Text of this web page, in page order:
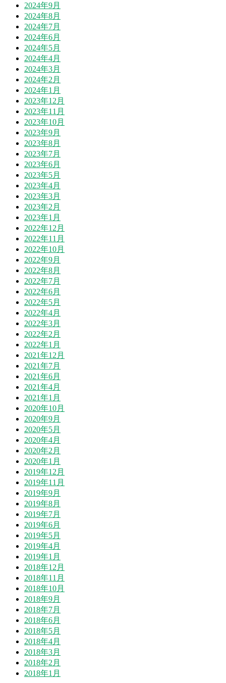
2024年9月
2024年8月
2024年7月
2024年6月
2024年5月
2024年4月
2024年3月
2024年2月
2024年1月
2023年12月
2023年11月
2023年10月
2023年9月
2023年8月
2023年7月
2023年6月
2023年5月
2023年4月
2023年3月
2023年2月
2023年1月
2022年12月
2022年11月
2022年10月
2022年9月
2022年8月
2022年7月
2022年6月
2022年5月
2022年4月
2022年3月
2022年2月
2022年1月
2021年12月
2021年7月
2021年6月
2021年4月
2021年1月
2020年10月
2020年9月
2020年5月
2020年4月
2020年2月
2020年1月
2019年12月
2019年11月
2019年9月
2019年8月
2019年7月
2019年6月
2019年5月
2019年4月
2019年1月
2018年12月
2018年11月
2018年10月
2018年9月
2018年7月
2018年6月
2018年5月
2018年4月
2018年3月
2018年2月
2018年1月